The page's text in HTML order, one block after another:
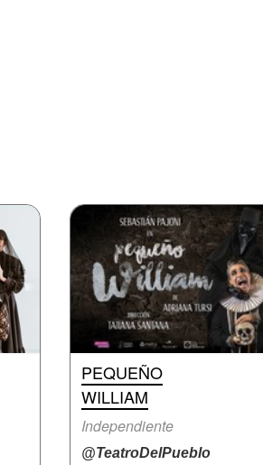
PEQUEÑO
WILLIAM
Independiente
@TeatroDelPueblo